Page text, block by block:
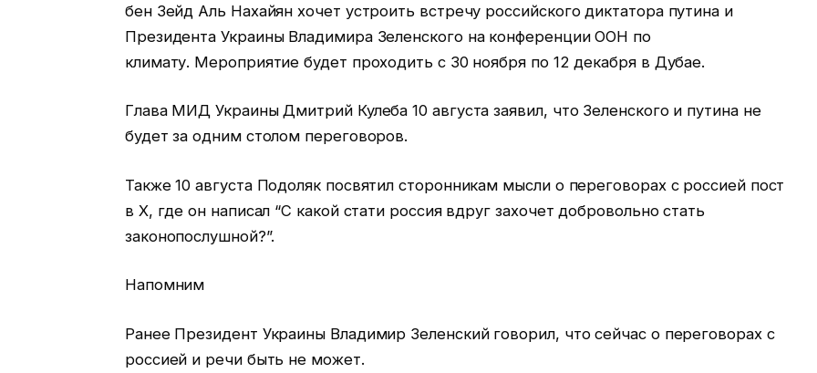
бен Зейд Аль Нахайян хочет устроить встречу российского диктатора путина и
Президента Украины Владимира Зеленского на конференции ООН по
климату. Мероприятие будет проходить с 30 ноября по 12 декабря в Дубае.
Глава МИД Украины Дмитрий Кулеба 10 августа заявил, что Зеленского и путина не
будет за одним столом переговоров.
Также 10 августа Подоляк посвятил сторонникам мысли о переговорах с россией пост
в Х, где он написал “С какой стати россия вдруг захочет добровольно стать
законопослушной?”.
Напомним
Ранее Президент Украины Владимир Зеленский говорил, что сейчас о переговорах с
россией и речи быть не может.